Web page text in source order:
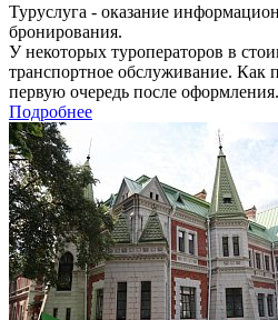
Туруслуга - оказание
бронирования.
У некоторых туроператоров в
транспортное обслуживание. Как
первую очередь после оформления.
Подробнее